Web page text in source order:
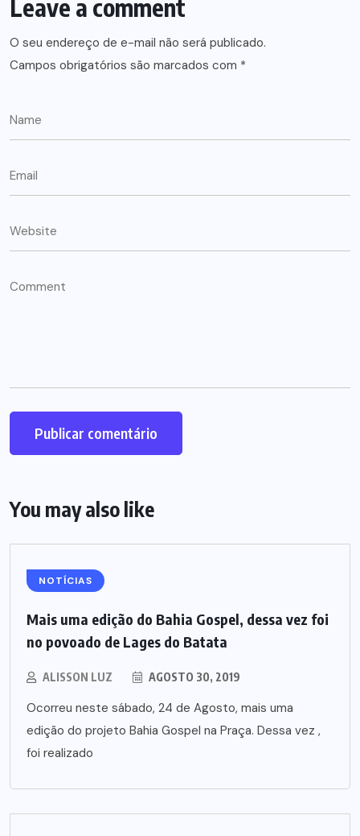
Leave a comment
O seu endereço de e-mail não será publicado.
Campos obrigatórios são marcados com *
You may also like
NOTÍCIAS
Mais uma edição do Bahia Gospel, dessa vez foi
no povoado de Lages do Batata
ALISSON LUZ AGOSTO 30, 2019
Ocorreu neste sábado, 24 de Agosto, mais uma
edição do projeto Bahia Gospel na Praça. Dessa vez ,
foi realizado